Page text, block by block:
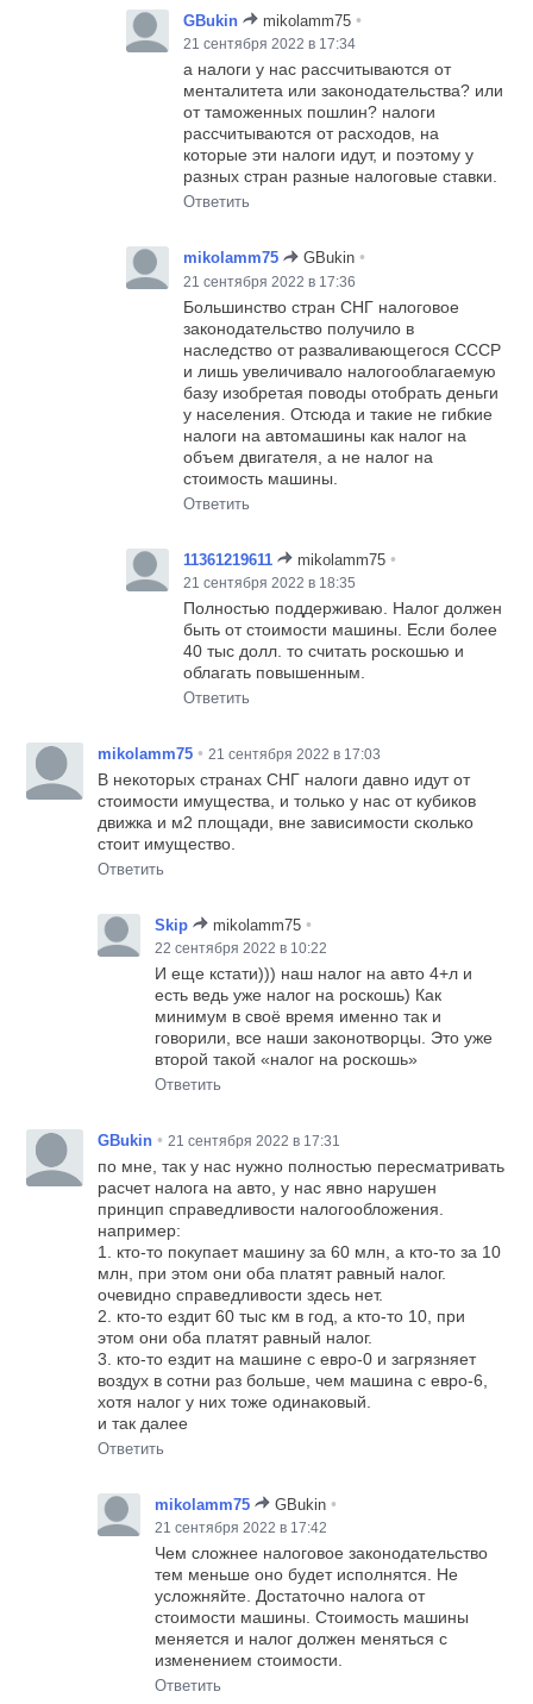
GBukin mikolamm75 •
21 сентября 2022 в 17:34
а налоги у нас рассчитываются от
менталитета или законодательства? или
от таможенных пошлин? налоги
рассчитываются от расходов, на
которые эти налоги идут, и поэтому у
разных стран разные налоговые ставки.
Ответить
mikolamm75 GBukin •
21 сентября 2022 в 17:36
Большинство стран СНГ налоговое
законодательство получило в
наследство от разваливающегося СССР
и лишь увеличивало налогооблагаемую
базу изобретая поводы отобрать деньги
у населения. Отсюда и такие не гибкие
налоги на автомашины как налог на
объем двигателя, а не налог на
стоимость машины.
Ответить
11361219611 mikolamm75 •
21 сентября 2022 в 18:35
Полностью поддерживаю. Налог должен
быть от стоимости машины. Если более
40 тыс долл. то считать роскошью и
облагать повышенным.
Ответить
mikolamm75 • 21 сентября 2022 в 17:03
В некоторых странах СНГ налоги давно идут от
стоимости имущества, и только у нас от кубиков
движка и м2 площади, вне зависимости сколько
стоит имущество.
Ответить
Skip mikolamm75 •
22 сентября 2022 в 10:22
И еще кстати))) наш налог на авто 4+л и
есть ведь уже налог на роскошь) Как
минимум в своё время именно так и
говорили, все наши законотворцы. Это уже
второй такой «налог на роскошь»
Ответить
GBukin • 21 сентября 2022 в 17:31
по мне, так у нас нужно полностью пересматривать
расчет налога на авто, у нас явно нарушен
принцип справедливости налогообложения.
например:
1. кто-то покупает машину за 60 млн, а кто-то за 10
млн, при этом они оба платят равный налог.
очевидно справедливости здесь нет.
2. кто-то ездит 60 тыс км в год, а кто-то 10, при
этом они оба платят равный налог.
3. кто-то ездит на машине с евро-0 и загрязняет
воздух в сотни раз больше, чем машина с евро-6,
хотя налог у них тоже одинаковый.
и так далее
Ответить
mikolamm75 GBukin •
21 сентября 2022 в 17:42
Чем сложнее налоговое законодательство
тем меньше оно будет исполнятся. Не
усложняйте. Достаточно налога от
стоимости машины. Стоимость машины
меняется и налог должен меняться с
изменением стоимости.
Ответить